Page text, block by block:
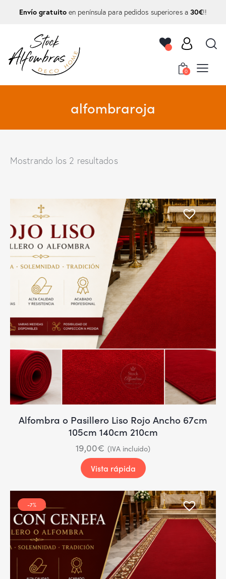
Envío gratuitoen península para pedidos superiores a 30€!!
0
alfombraroja
Mostrando los 2 resultados
Alfombra o Pasillero Liso Rojo Ancho 67cm
105cm 140cm 210cm
19,00€ (IVA incluido)
Vista rápida
-7%